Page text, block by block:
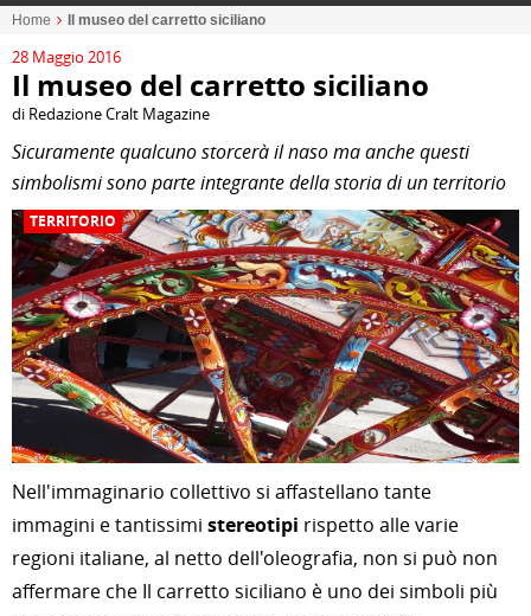
Home Il museo del carretto siciliano
28 Maggio 2016
Il museo del carretto siciliano
di Redazione Cralt Magazine
Sicuramente qualcuno storcerà il naso ma anche questi
simbolismi sono parte integrante della storia di un territorio
TERRITORIO
Nell'immaginario collettivo si affastellano tante
immagini e tantissimi stereotipi rispetto alle varie
regioni italiane, al netto dell'oleografia, non si può non
affermare che Il carretto siciliano è uno dei simboli più